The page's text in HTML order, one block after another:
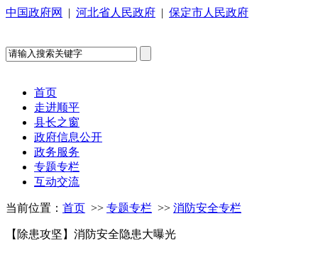
中国政府网 | 河北省人民政府 | 保定市人民政府
首页
走进顺平
县长之窗
政府信息公开
政务服务
专题专栏
互动交流
当前位置： 首页 >> 专题专栏 >> 消防安全专栏
【除患攻坚】消防安全隐患大曝光